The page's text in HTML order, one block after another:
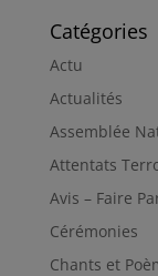
Catégories
Actu
Actualités
Assemblée
Attentats
Avis – Faire
Cérémonies
Chants et